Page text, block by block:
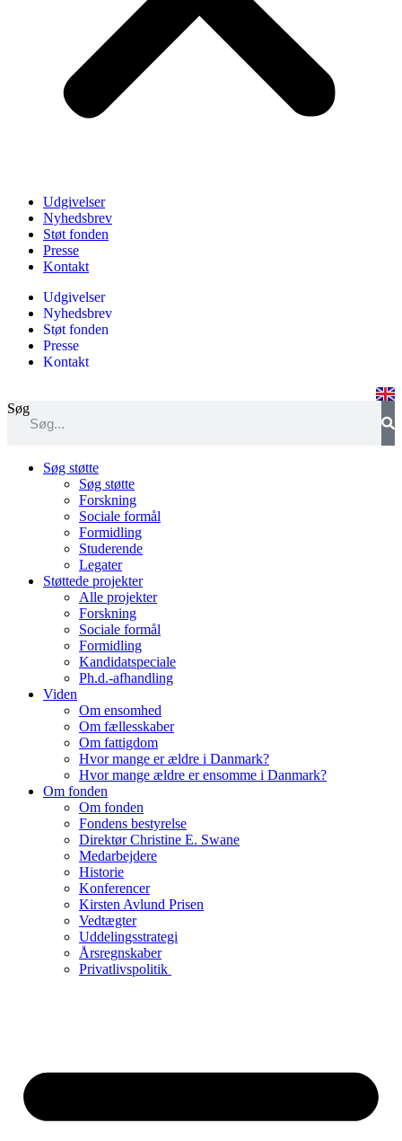
Udgivelser
Nyhedsbrev
Støt fonden
Presse
Kontakt
Udgivelser
Nyhedsbrev
Støt fonden
Presse
Kontakt
Søg
Søg støtte
Søg støtte
Forskning
Sociale formål
Formidling
Studerende
Legater
Støttede projekter
Alle projekter
Forskning
Sociale formål
Formidling
Kandidatspeciale
Ph.d.-afhandling
Viden
Om ensomhed
Om fællesskaber
Om fattigdom
Hvor mange er ældre i Danmark?
Hvor mange ældre er ensomme i Danmark?
Om fonden
Om fonden
Fondens bestyrelse
Direktør Christine E. Swane
Medarbejdere
Historie
Konferencer
Kirsten Avlund Prisen
Vedtægter
Uddelingsstrategi
Årsregnskaber
Privatlivspolitik